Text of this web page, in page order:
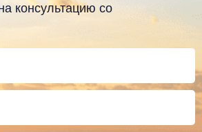
консультацию со